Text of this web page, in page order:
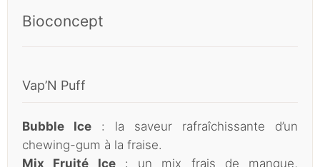
Bioconcept
Vap’N Puff
Bubble Ice : la saveur rafraîchissante d’un
chewing-gum à la fraise.
Mix Fruité Ice: un mix frais de mangue,